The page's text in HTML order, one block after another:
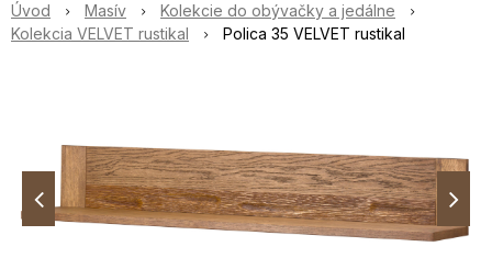
Úvod Masív
Kolekcie do obývačky a jedálne
Kolekcia VELVET rustikal
Polica 35 VELVET rustikal